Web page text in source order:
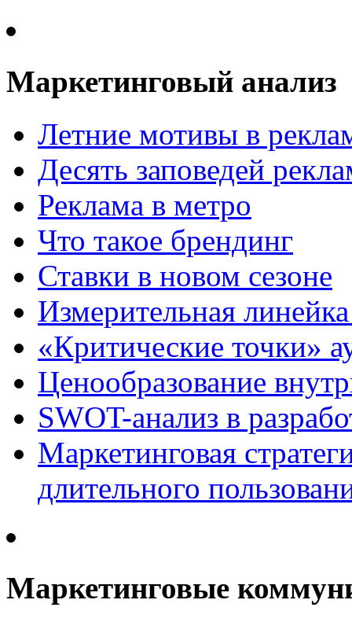
Маркетинговый анализ
Летние мотивы в
Десять заповедей
Реклама в метро
Что такое брендинг
Ставки в новом сезоне
Измерительная
«Критические точки»
Ценообразование
SWOT-анализ в
Маркетинговая
длительного
Маркетинговые